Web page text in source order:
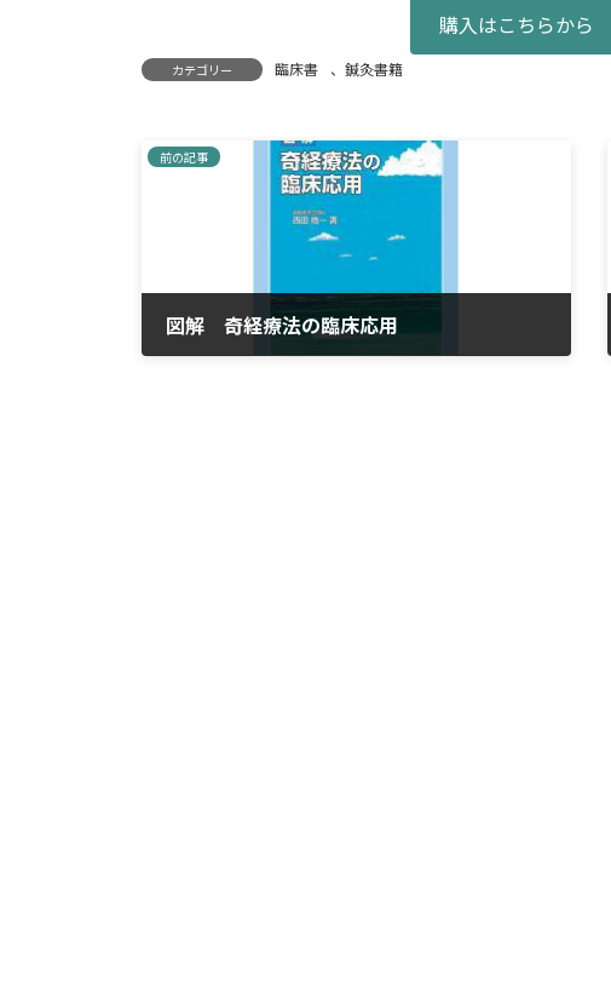
購入はこちらから
カテゴリー 臨床書 、 鍼灸書籍
前の記事
図解 奇経療法の臨床応用